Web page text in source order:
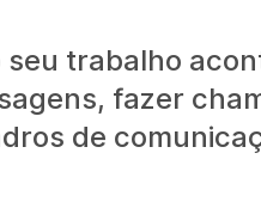
seu trabalho
fazer
de